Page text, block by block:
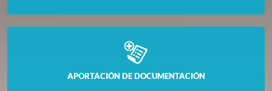
APORTACIÓN DE DOCUMENTACIÓN